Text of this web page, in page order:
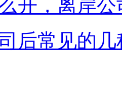
开，离岸
后常见的